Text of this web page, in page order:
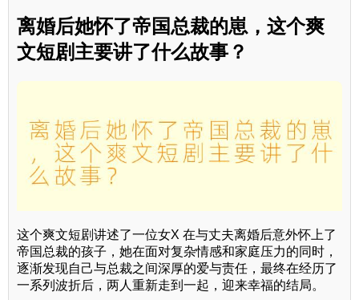
离婚后她怀了帝国总裁的崽，这个爽
文短剧主要讲了什么故事？
这个爽文短剧讲述了一位女X 在与丈夫离婚后意外怀上了
帝国总裁的孩子，她在面对复杂情感和家庭压力的同时，
逐渐发现自己与总裁之间深厚的爱与责任，最终在经历了
一系列波折后，两人重新走到一起，迎来幸福的结局。